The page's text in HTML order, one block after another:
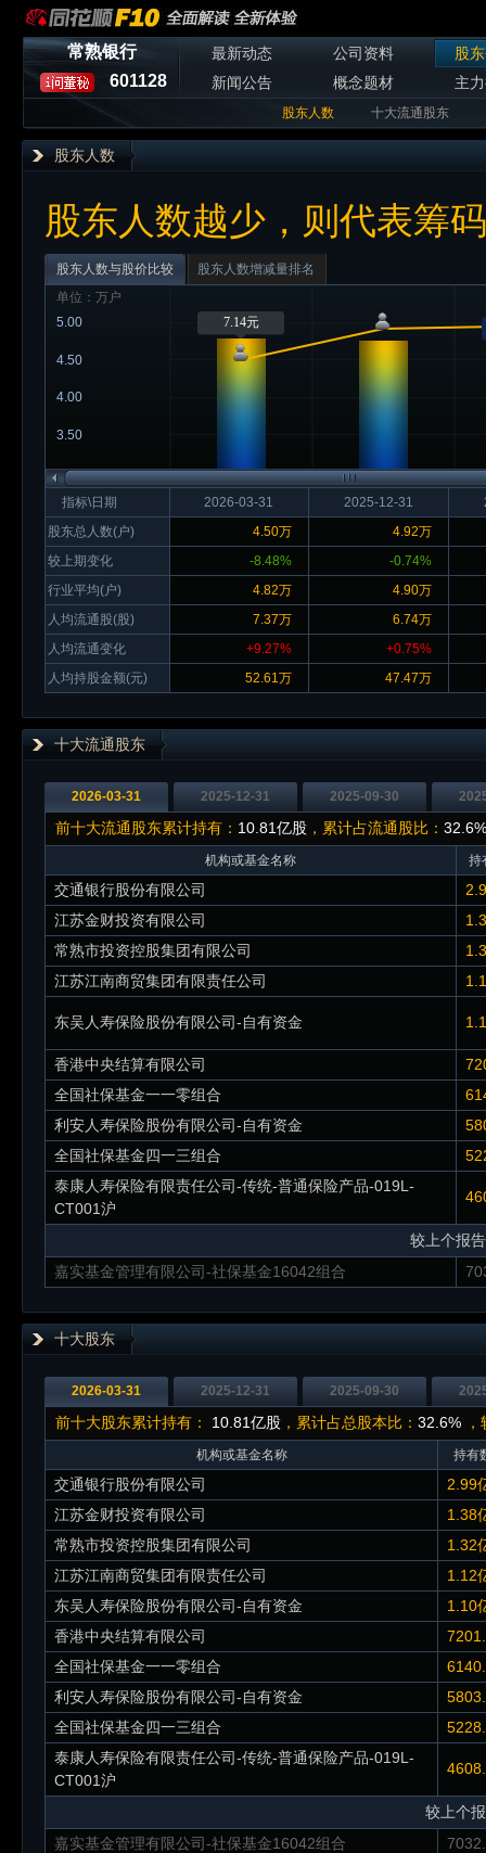
常熟银行
601128
最新动态 公司资料
股
新闻公告
概念题材 主
股东人数 十大流通股东
股东人数
股东人数越少，则代表筹
股东人数与股价比较
股东人数增减量排名
单位：万户
3.50
4.00
4.50
5.00 7.14元
指标\日期
股东总人数(户)
较上期变化
行业平均(户)
人均流通股(股)
人均流通变化
人均持股金额(元)
2026-03-31 2025-12-31
4.50万
4.92万
-8.48%
-0.74%
4.82万
4.90万
7.37万
6.74万
+9.27%
+0.75%
52.61万
47.47万
十大流通股东
2026-03-31 2025-12-31 2025-09-30
前十大流通股东累计持有： 10.81亿股 ，累计占流通股比： 32.6%
机构或基金名称 持
交通银行股份有限公司
江苏金财投资有限公司
常熟市投资控股集团有限公司
江苏江南商贸集团有限责任公司
东吴人寿保险股份有限公司-自有资金
香港中央结算有限公司
全国社保基金一一零组合
利安人寿保险股份有限公司-自有资金
全国社保基金四一三组合
泰康人寿保险有限责任公司-传统-普通保险产品-019L-
CT001沪
较上个报
嘉实基金管理有限公司-社保基金16042组合
十大股东
2026-03-31 2025-12-31 2025-09-30
前十大股东累计持有： 10.81亿股 ，累计占总股本比： 32.6%
机构或基金名称 持有
交通银行股份有限公司
2.99
江苏金财投资有限公司
1.38
常熟市投资控股集团有限公司
1.32
江苏江南商贸集团有限责任公司
1.12
东吴人寿保险股份有限公司-自有资金
1.10
香港中央结算有限公司
全国社保基金一一零组合
利安人寿保险股份有限公司-自有资金
全国社保基金四一三组合
泰康人寿保险有限责任公司-传统-普通保险产品-019L-
CT001沪
较上个
嘉实基金管理有限公司-社保基金16042组合